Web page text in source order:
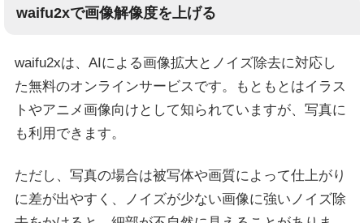
waifu2xで画像解像度を上げる
waifu2xは、AIによる画像拡大とノイズ除去に対応し
た無料のオンラインサービスです。もともとはイラス
トやアニメ画像向けとして知られていますが、写真に
も利用できます。
ただし、写真の場合は被写体や画質によって仕上がり
に差が出やすく、ノイズが少ない画像に強いノイズ除